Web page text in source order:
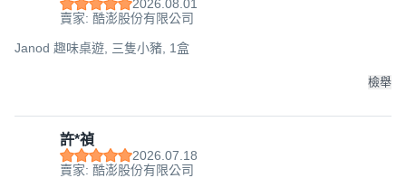
2026.08.01
賣家: 酷澎股份有限公司
Janod 趣味桌遊, 三隻小豬, 1盒
檢舉
許*禎
2026.07.18
賣家: 酷澎股份有限公司